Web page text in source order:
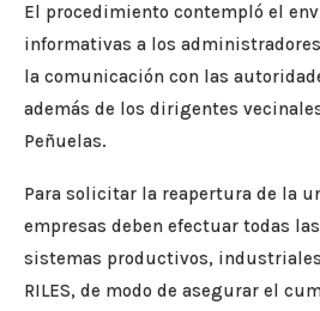
El procedimiento contempló el
informativas a los
la comunicación con las
además de los dirigentes
Peñuelas.
Para solicitar la reapertura de la
empresas deben efectuar todas
sistemas productivos,
RILES, de modo de asegurar el